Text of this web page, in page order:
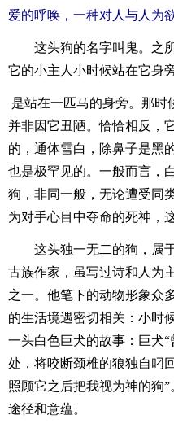
爱的呼唤，一种对人与人为
这头狗的名字叫鬼。之
它的小主人小时候站在它身
是站在一匹马的身旁。那时
并非因它丑陋。恰恰相反，
的，通体雪白，除鼻子是黑
也是极罕见的。一般而言，
狗，非同一般，无论遭受同
为对手心目中夺命的死神，
这头独一无二的狗，属
古族作家，虽写过诗和人为
之一。他笔下的动物形象
的生活境遇密切相关：小时
一头白色巨犬的故事：巨犬
处，将咬断颈椎的狼独自叼
照顾它之后把我视为神的狗
途径和意蕴。